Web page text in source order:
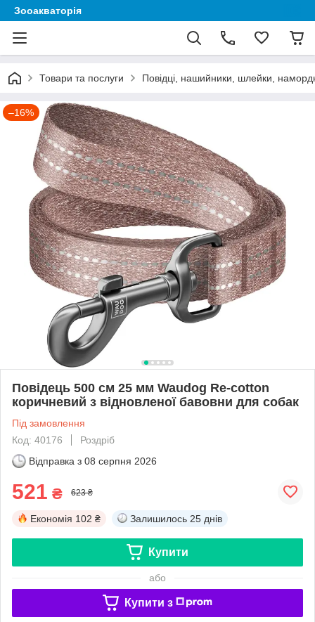
Зооакваторія
Товари та послуги Повідці, нашийники, шлейки,
–16%
Повідець 500 cм 25 мм Waudog Re-cotton
коричневий з відновленої бавовни для собак
Під замовлення
Код: 40176
Роздріб
Відправка з 08 серпня 2026
521 ₴ 623 ₴
Економія 102 ₴ Залишилось 25 днів
Купити
або
Купити з